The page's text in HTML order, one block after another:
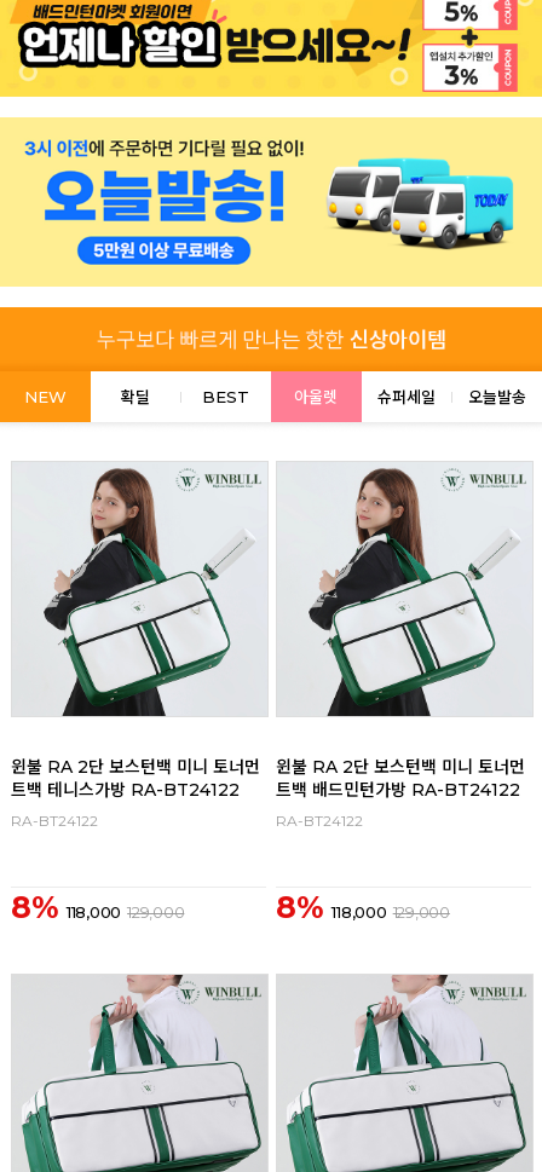
NEW 확딜 BEST 아울렛 슈퍼세일 오늘발송
윈불 RA 2단 보스턴백 미니 토너먼
트백 테니스가방 RA-BT24122
RA-BT24122
8% 118,000 129,000
윈불 RA 2단 보스턴백 미니 토너먼
트백 배드민턴가방 RA-BT24122
RA-BT24122
8% 118,000 129,000